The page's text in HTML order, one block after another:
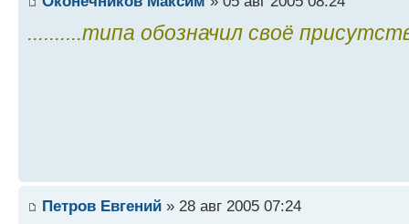
..........типа обозначил своё
Петров Евгений » 28 авг 2005 07:24